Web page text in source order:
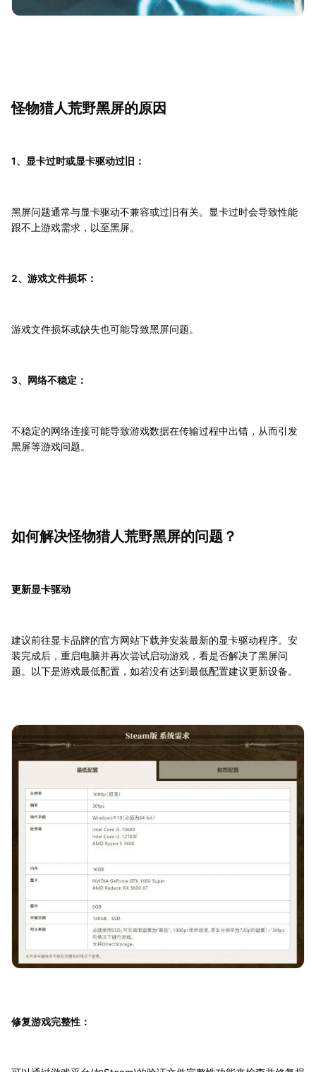
怪物猎人荒野黑屏的原因
1、显卡过时或显卡驱动过旧：
黑屏问题通常与显卡驱动不兼容或过旧有关。显卡过时会导致性能
跟不上游戏需求，以至黑屏。
2、游戏文件损坏：
游戏文件损坏或缺失也可能导致黑屏问题。
3、网络不稳定：
不稳定的网络连接可能导致游戏数据在传输过程中出错，从而引发
黑屏等游戏问题。
如何解决怪物猎人荒野黑屏的问题？
更新显卡驱动
建议前往显卡品牌的官方网站下载并安装最新的显卡驱动程序。安
装完成后，重启电脑并再次尝试启动游戏，看是否解决了黑屏问
题。以下是游戏最低配置，如若没有达到最低配置建议更新设备。
修复游戏完整性：